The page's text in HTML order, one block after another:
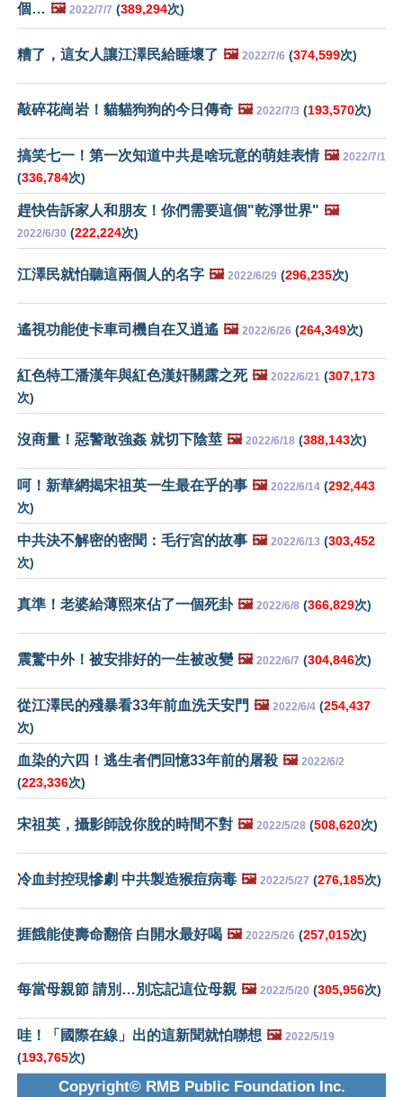
個… 🖼️ 2022/7/7 (389,294次)
糟了，這女人讓江澤民給睡壞了 🖼️ 2022/7/6 (374,599次)
敲碎花崗岩！貓貓狗狗的今日傳奇 🖼️ 2022/7/3 (193,570次)
搞笑七一！第一次知道中共是啥玩意的萌娃表情 🖼️ 2022/7/1
(336,784次)
趕快告訴家人和朋友！你們需要這個"乾淨世界" 🖼️
2022/6/30 (222,224次)
江澤民就怕聽這兩個人的名字 🖼️ 2022/6/29 (296,235次)
遙視功能使卡車司機自在又逍遙 🖼️ 2022/6/26 (264,349次)
紅色特工潘漢年與紅色漢奸關露之死 🖼️ 2022/6/21 (307,173
次)
沒商量！惡警敢強姦 就切下陰莖 🖼️ 2022/6/18 (388,143次)
呵！新華網揭宋祖英一生最在乎的事 🖼️ 2022/6/14 (292,443
次)
中共決不解密的密聞：毛行宮的故事 🖼️ 2022/6/13 (303,452
次)
真準！老婆給薄熙來佔了一個死卦 🖼️ 2022/6/8 (366,829次)
震驚中外！被安排好的一生被改變 🖼️ 2022/6/7 (304,846次)
從江澤民的殘暴看33年前血洗天安門 🖼️ 2022/6/4 (254,437
次)
血染的六四！逃生者們回憶33年前的屠殺 🖼️ 2022/6/2
(223,336次)
宋祖英，攝影師說你脫的時間不對 🖼️ 2022/5/28 (508,620次)
冷血封控現慘劇 中共製造猴痘病毒 🖼️ 2022/5/27 (276,185次)
捱餓能使壽命翻倍 白開水最好喝 🖼️ 2022/5/26 (257,015次)
每當母親節 請別…別忘記這位母親 🖼️ 2022/5/20 (305,956次)
哇！「國際在線」出的這新聞就怕聯想 🖼️ 2022/5/19
(193,765次)
Copyright© RMB Public Foundation Inc.